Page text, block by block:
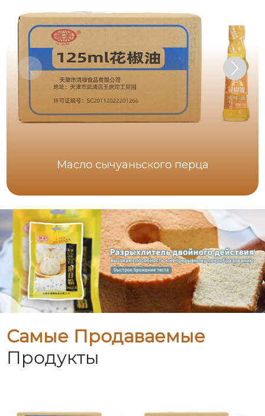
Масло сычуаньского перца
Самые Продаваемые
Продукты